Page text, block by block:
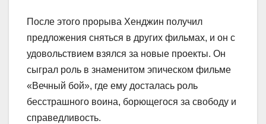
После этого прорыва Хенджин получил
предложения сняться в других фильмах, и он с
удовольствием взялся за новые проекты. Он
сыграл роль в знаменитом эпическом фильме
«Вечный бой», где ему досталась роль
бесстрашного воина, борющегося за свободу и
справедливость.